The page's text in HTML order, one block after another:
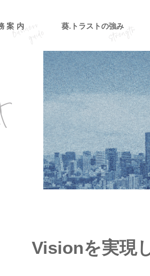
案内 葵.トラストの強み
Visionを実現